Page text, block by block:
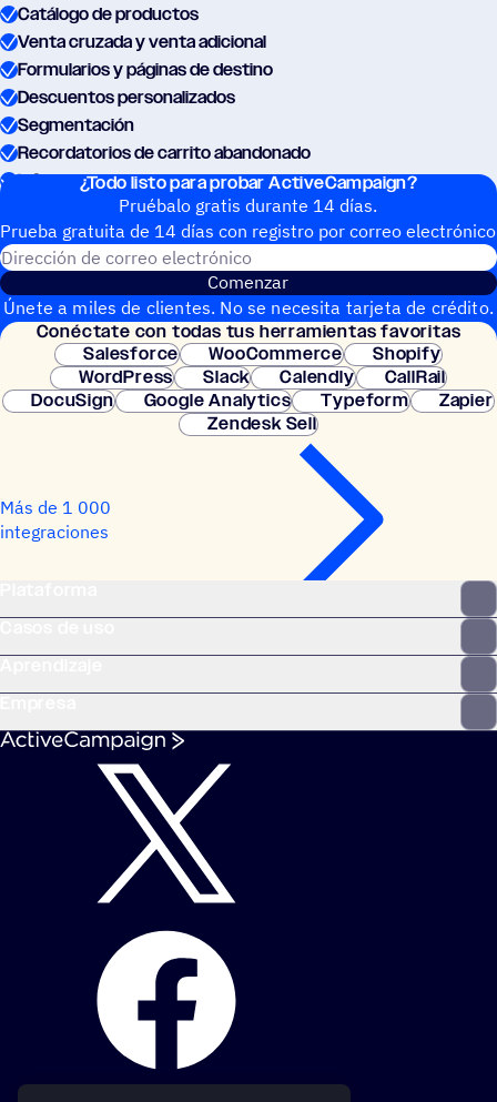
Catálogo de productos
Venta cruzada y venta adicional
Formularios y páginas de destino
Descuentos personalizados
Segmentación
Recordatorios de carrito abandonado
Informes personalizados
¿Todo listo para probar ActiveCampaign?
Pruébalo gratis durante 14 días.
Prueba gratuita de 14 días con regis­tro por correo electrónico
Dirección de correo electrónico
Comenzar
Únete a miles de clientes. No se necesita tarjeta de crédito.
Configuración instantánea.
Conéc­tate con todas tus herramientas favoritas
Salesforce
WooCommerce
Shopify
WordPress
Slack Calendly
CallRail
DocuSign
Google Analytics Typeform
Zapier
Zendesk Sell
Más de 1 000
integraciones